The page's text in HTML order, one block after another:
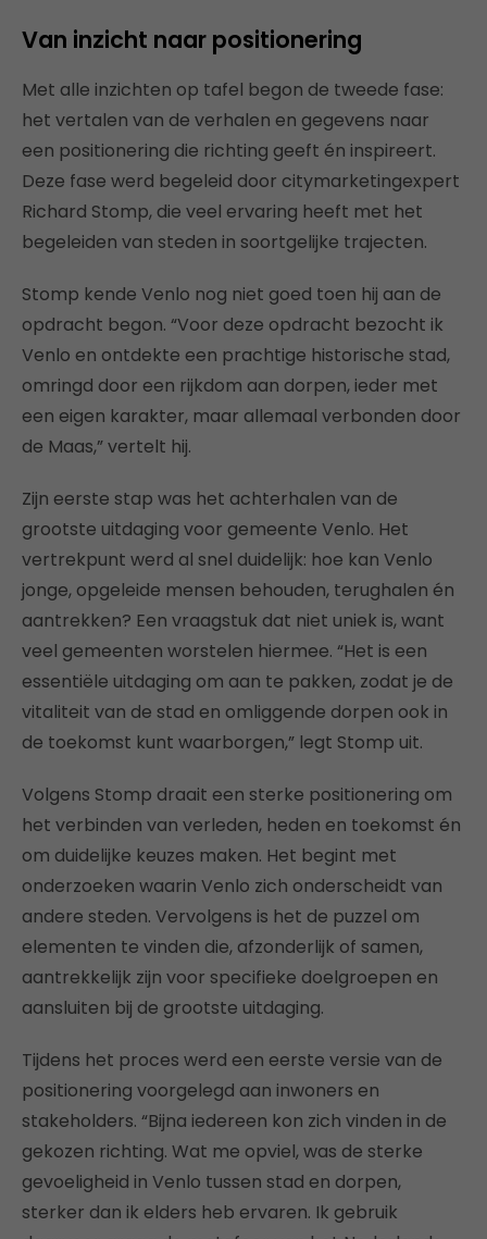
Van inzicht naar positionering
Met alle inzichten op tafel begon de tweede fase:
het vertalen van de verhalen en gegevens naar
een positionering die richting geeft én inspireert.
Deze fase werd begeleid door citymarketingexpert
Richard Stomp, die veel ervaring heeft met het
begeleiden van steden in soortgelijke trajecten.
Stomp kende Venlo nog niet goed toen hij aan de
opdracht begon. “Voor deze opdracht bezocht ik
Venlo en ontdekte een prachtige historische stad,
omringd door een rijkdom aan dorpen, ieder met
een eigen karakter, maar allemaal verbonden door
de Maas,” vertelt hij.
Zijn eerste stap was het achterhalen van de
grootste uitdaging voor gemeente Venlo. Het
vertrekpunt werd al snel duidelijk: hoe kan Venlo
jonge, opgeleide mensen behouden, terughalen én
aantrekken? Een vraagstuk dat niet uniek is, want
veel gemeenten worstelen hiermee. “Het is een
essentiële uitdaging om aan te pakken, zodat je de
vitaliteit van de stad en omliggende dorpen ook in
de toekomst kunt waarborgen,” legt Stomp uit.
Volgens Stomp draait een sterke positionering om
het verbinden van verleden, heden en toekomst én
om duidelijke keuzes maken. Het begint met
onderzoeken waarin Venlo zich onderscheidt van
andere steden. Vervolgens is het de puzzel om
elementen te vinden die, afzonderlijk of samen,
aantrekkelijk zijn voor specifieke doelgroepen en
aansluiten bij de grootste uitdaging.
Tijdens het proces werd een eerste versie van de
positionering voorgelegd aan inwoners en
stakeholders. “Bijna iedereen kon zich vinden in de
gekozen richting. Wat me opviel, was de sterke
gevoeligheid in Venlo tussen stad en dorpen,
sterker dan ik elders heb ervaren. Ik gebruik